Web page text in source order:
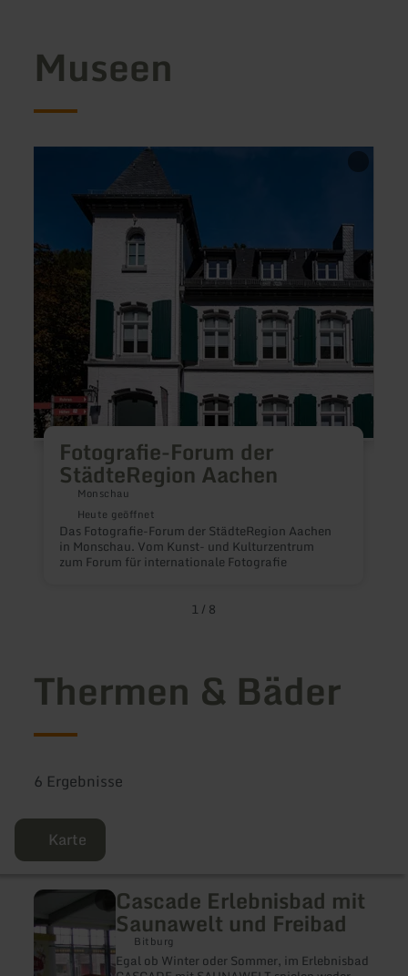
Museen
Fotografie-Forum der
StädteRegion Aachen
Monschau
Heute geöffnet
Das Fotografie-Forum der StädteRegion Aachen
in Monschau. Vom Kunst- und Kulturzentrum
zum Forum für internationale Fotografie
Fotografie-
StädteRegion
Aachen
1 / 8
Thermen & Bäder
6 Ergebnisse
Karte
Cascade Erlebnisbad mit
Saunawelt und Freibad
Bitburg
Egal ob Winter oder Sommer, im Erlebnisbad
mehr
zu:
Cascade
Erlebnisbad
mit